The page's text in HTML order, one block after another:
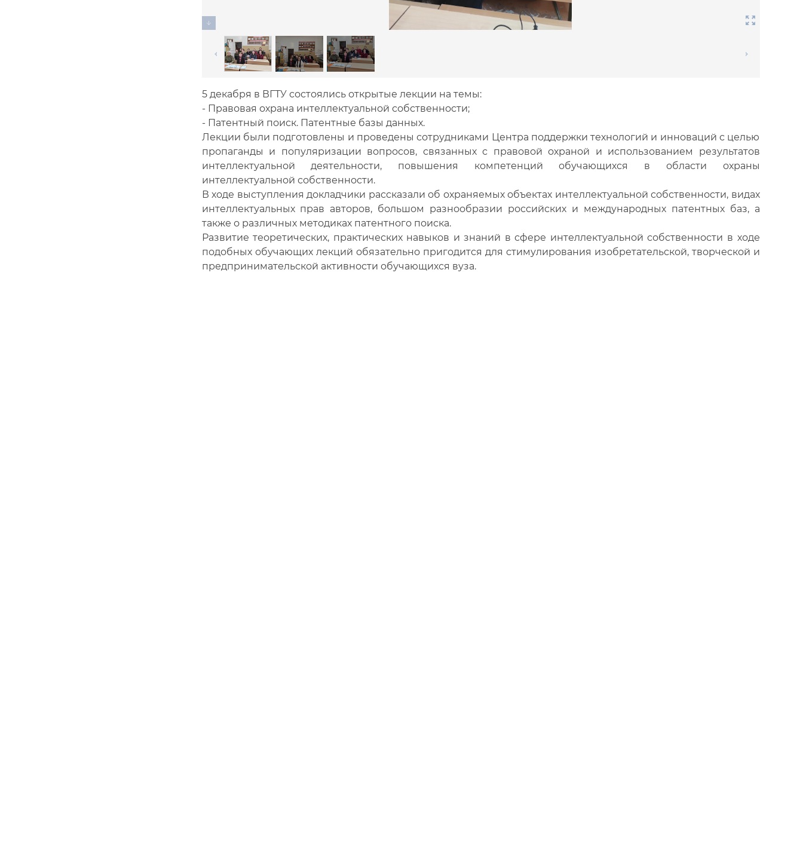
5 декабря в ВГТУ состоялись открытые лекции на темы:
- Правовая охрана интеллектуальной собственности;
- Патентный поиск. Патентные базы данных.
Лекции были подготовлены и проведены сотрудниками Центра поддержки технологий и инноваций с целью
пропаганды и популяризации вопросов, связанных с правовой охраной и использованием результатов
интеллектуальной деятельности, повышения компетенций обучающихся в области охраны
интеллектуальной собственности.
В ходе выступления докладчики рассказали об охраняемых объектах интеллектуальной собственности, видах
интеллектуальных прав авторов, большом разнообразии российских и международных патентных баз, а
также о различных методиках патентного поиска.
Развитие теоретических, практических навыков и знаний в сфере интеллектуальной собственности в ходе
подобных обучающих лекций обязательно пригодится для стимулирования изобретательской, творческой и
предпринимательской активности обучающихся вуза.